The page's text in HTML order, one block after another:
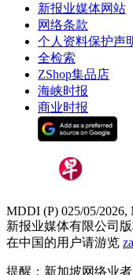
新报业媒体网站
网络条款
个人资料保护声
全检索
ZShop集品店
海峡时报
商业时报
MDDI (P) 025/05/2026,
新报业媒体有限公司版
在中国的用户请游览
提醒：新加坡网络业